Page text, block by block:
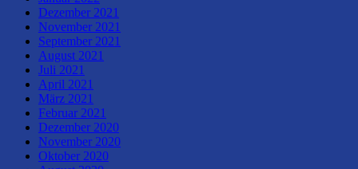
Dezember 2021
November 2021
September 2021
August 2021
Juli 2021
April 2021
März 2021
Februar 2021
Dezember 2020
November 2020
Oktober 2020